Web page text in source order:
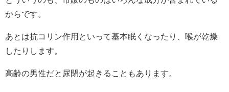
からです。
あとは抗コリン作用といって基本眠くなったり、喉が乾燥
したりします。
高齢の男性だと尿閉が起きることもあります。